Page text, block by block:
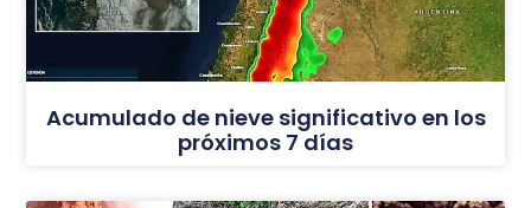
Acumulado de nieve significativo en los
próximos 7 días